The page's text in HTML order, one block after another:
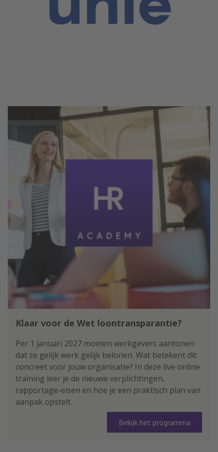
Klaar voor de Wet loontransparantie?
Per 1 januari 2027 moeten werkgevers aantonen
dat ze gelijk werk gelijk belonen. Wat betekent dit
concreet voor jouw organisatie? In deze live online
training leer je de nieuwe verplichtingen,
rapportage-eisen en hoe je een praktisch plan van
aanpak opstelt.
Bekijk het programma